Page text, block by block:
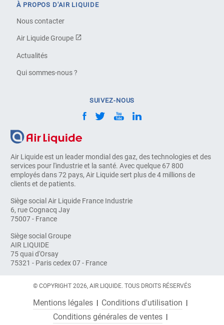
Air Liquide est un leader mondial des gaz, des technologies et des
services pour l'industrie et la santé. Avec quelque 67 800
employés dans 72 pays, Air Liquide sert plus de 4 millions de
clients et de patients.
Siège social Air Liquide France Industrie
6, rue Cognacq Jay
75007 - France
Siège social Groupe
AIR LIQUIDE
75 quai d'Orsay
75321 - Paris cedex 07 - France
À PROPOS D'AIR LIQUIDE
Nous contacter
Air Liquide Groupe
Actualités
Qui sommes-nous ?
SUIVEZ-NOUS
© COPYRIGHT 2026, AIR LIQUIDE. TOUS DROITS RÉSERVÉS
Mentions légales
Conditions d'utilisation
Conditions générales de ventes